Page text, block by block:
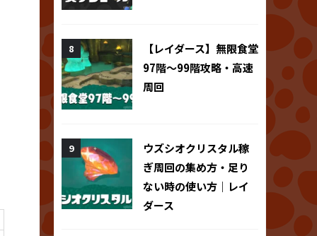
【レイダース】無限食堂
97階～99階攻略・高速
周回
ウズシオクリスタル稼
ぎ周回の集め方・足り
ない時の使い方｜レイ
ダース